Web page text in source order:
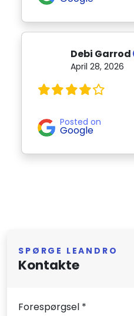
Debi Garrod
April 28, 2026
Posted on
Google
SPØRGE LEANDRO
Kontakte
Forespørgsel *